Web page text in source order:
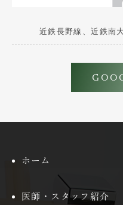
近鉄長野線、近鉄南
ホーム
医師・スタッフ紹介